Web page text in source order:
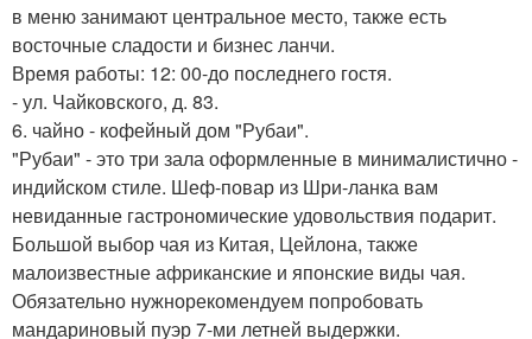
в меню занимают центральное место, также есть
восточные сладости и бизнес ланчи.
Время работы: 12: 00-до последнего гостя.
- ул. Чайковского, д. 83.
6. чайно - кофейный дом "Рубаи".
"Рубаи" - это три зала оформленные в минималистично -
индийском стиле. Шеф-повар из Шри-ланка вам
невиданные гастрономические удовольствия подарит.
Большой выбор чая из Китая, Цейлона, также
малоизвестные африканские и японские виды чая.
Обязательно нужнорекомендуем попробовать
мандариновый пуэр 7-ми летней выдержки.